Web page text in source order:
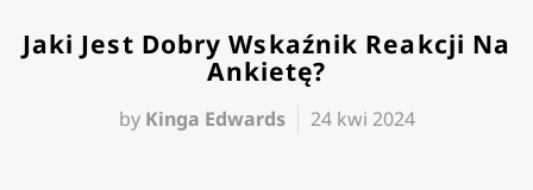
Jaki Jest Dobry Wskaźnik Reakcji Na
Ankietę?
by Kinga Edwards 24 kwi 2024